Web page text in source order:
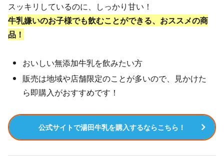
スッキリしているのに、しっかり甘い！
牛乳嫌いのお子様でも飲むことができる、おススメの商
品！
おいしい無添加牛乳を飲みたい方
販売は地域や店舗限定のことが多いので、見かけた
ら即購入がおすすめです！
公式サイトで湯田牛乳を購入するならこちら！